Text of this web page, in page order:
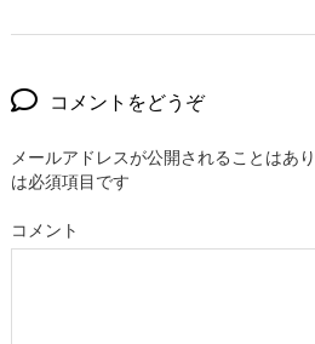
コメントをどうぞ
メールアドレスが公開されることはあり
は必須項目です
コメント